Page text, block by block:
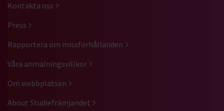
Kontakta oss
Press
Rapportera om missförhållanden
Våra anmälningsvillkor
Om webbplatsen
About Studiefrämjandet